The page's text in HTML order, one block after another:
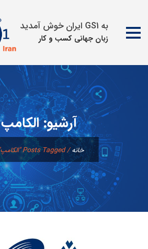
به GS1 ایران خوش آمدید
زبان جهانی كسب و كار
محتوا
آرشیو:الكامپ
خانه/Posts Tagged "الكامپ"